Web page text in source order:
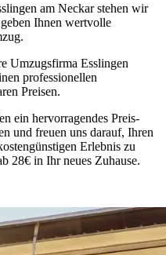
am Neckar stehen wir
Ihnen wertvolle
Umzugsfirma Esslingen
professionellen
Preisen.
ein hervorragendes Preis-
und freuen uns darauf, Ihren
Erlebnis zu
28€ in Ihr neues Zuhause.